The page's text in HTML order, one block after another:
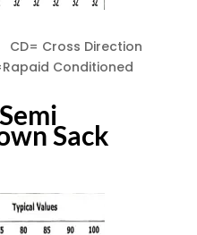
Cross Direction
Conditioned
Sack